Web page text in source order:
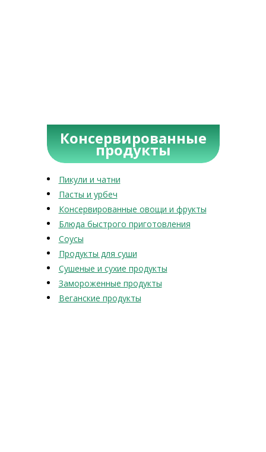
Консервированные
продукты
Пикули и чатни
Пасты и урбеч
Консервированные овощи и фрукты
Блюда быстрого приготовления
Соусы
Продукты для суши
Сушеные и сухие продукты
Замороженные продукты
Веганские продукты